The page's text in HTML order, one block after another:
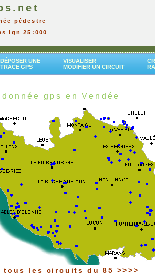
pédestre
Ign 25:000
DÉPOSER UNE
TRACE GPS
VISUALISER
MODIFIER UN CIRCUIT
gps en Vendée
tous les circuits du 85 >>>>